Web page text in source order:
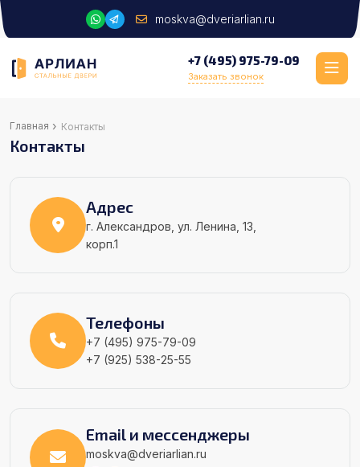
moskva@dveriarlian.ru
+7 (495) 975-79-09
Заказать звонок
Главная › Контакты
Контакты
Адрес
г. Александров, ул. Ленина, 13,
корп.1
Телефоны
+7 (495) 975-79-09
+7 (925) 538-25-55
Email и мессенджеры
moskva@dveriarlian.ru